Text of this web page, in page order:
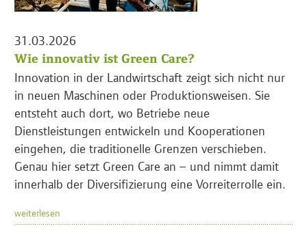
31.03.2026
Wie innovativ ist Green Care?
Innovation in der Landwirtschaft zeigt sich nicht nur
in neuen Maschinen oder Produktionsweisen. Sie
entsteht auch dort, wo Betriebe neue
Dienstleistungen entwickeln und Kooperationen
eingehen, die traditionelle Grenzen verschieben.
Genau hier setzt Green Care an – und nimmt damit
innerhalb der Diversifizierung eine Vorreiterrolle ein.
weiterlesen